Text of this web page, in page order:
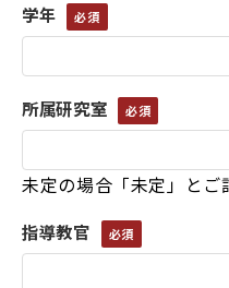
学年
所属研究室
未定の場合「未定」とご
指導教官